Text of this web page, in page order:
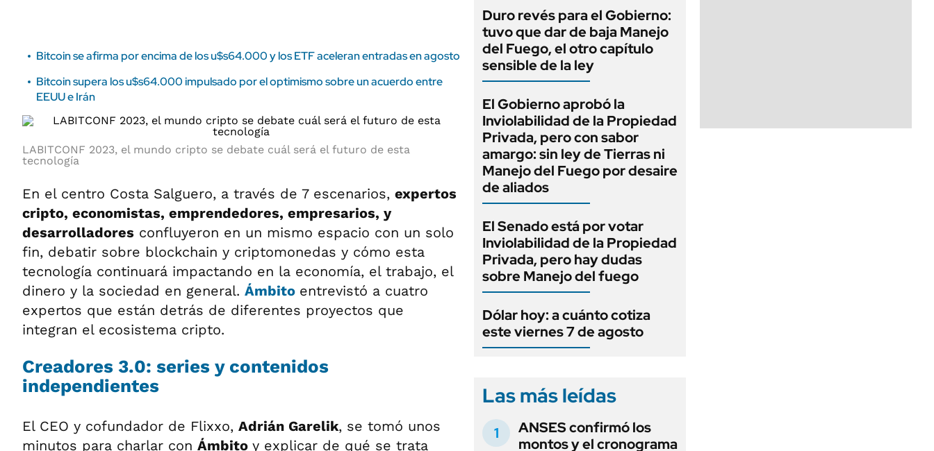
Bitcoin se afirma por encima de los u$s64.000 y los ETF aceleran entradas en agosto
Bitcoin supera los u$s64.000 impulsado por el optimismo sobre un acuerdo entre
EEUU e Irán
LABITCONF 2023, el mundo cripto se debate cuál será el futuro de esta
tecnología
En el centro Costa Salguero, a través de 7 escenarios, expertos
cripto, economistas, emprendedores, empresarios, y
desarrolladores confluyeron en un mismo espacio con un solo
fin, debatir sobre blockchain y criptomonedas y cómo esta
tecnología continuará impactando en la economía, el trabajo, el
dinero y la sociedad en general. Ámbito entrevistó a cuatro
expertos que están detrás de diferentes proyectos que
integran el ecosistema cripto.
Creadores 3.0: series y contenidos
independientes
El CEO y cofundador de Flixxo, Adrián Garelik, se tomó unos
minutos para charlar con Ámbito y explicar de qué se trata
Duro revés para el Gobierno:
tuvo que dar de baja Manejo
del Fuego, el otro capítulo
sensible de la ley
El Gobierno aprobó la
Inviolabilidad de la Propiedad
Privada, pero con sabor
amargo: sin ley de Tierras ni
Manejo del Fuego por desaire
de aliados
El Senado está por votar
Inviolabilidad de la Propiedad
Privada, pero hay dudas
sobre Manejo del fuego
Dólar hoy: a cuánto cotiza
este viernes 7 de agosto
Las más leídas
ANSES confirmó los
montos y el cronograma